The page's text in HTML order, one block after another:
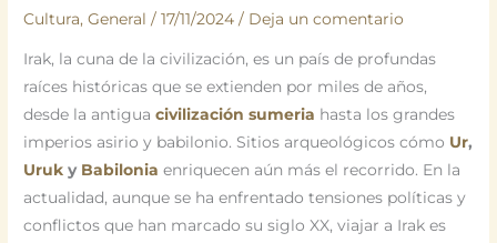
Cultura,General /17/11/2024/ Deja un comentario
Irak, la cuna de la civilización, es un país de profundas
raíces históricas que se extienden por miles de años,
desde la antiguacivilización sumeria hasta los grandes
imperios asirio y babilonio. Sitios arqueológicos cómo Ur,
Uruk y Babilonia enriquecen aún más el recorrido. En la
actualidad, aunque se ha enfrentado tensiones políticas y
conflictos que han marcado su siglo XX, viajar a Irak es